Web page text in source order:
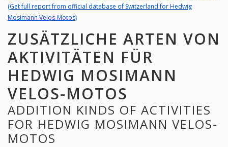
(Get full report from official database of Switzerland for Hedwig
Mosimann Velos-Motos)
ZUSÄTZLICHE ARTEN VON
AKTIVITÄTEN FÜR
HEDWIG MOSIMANN
VELOS-MOTOS
ADDITION KINDS OF ACTIVITIES
FOR HEDWIG MOSIMANN VELOS-
MOTOS